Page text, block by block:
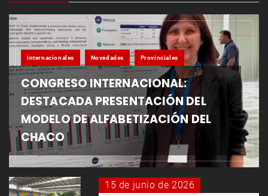
Internacionales Novedades Provinciales
CONGRESO INTERNACIONAL:
DESTACADA PRESENTACIÓN DEL
MODELO DE ALFABETIZACIÓN DEL
CHACO
15 de junio de 2026